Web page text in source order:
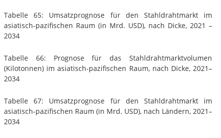
Tabelle 65: Umsatzprognose für den Stahldrahtmarkt im
asiatisch-pazifischen Raum (in Mrd. USD), nach Dicke, 2021 –
2034
Tabelle 66: Prognose für das Stahldrahtmarktvolumen
(Kilotonnen) im asiatisch-pazifischen Raum, nach Dicke, 2021–
2034
Tabelle 67: Umsatzprognose für den Stahldrahtmarkt im
asiatisch-pazifischen Raum (in Mrd. USD), nach Ländern, 2021–
2034